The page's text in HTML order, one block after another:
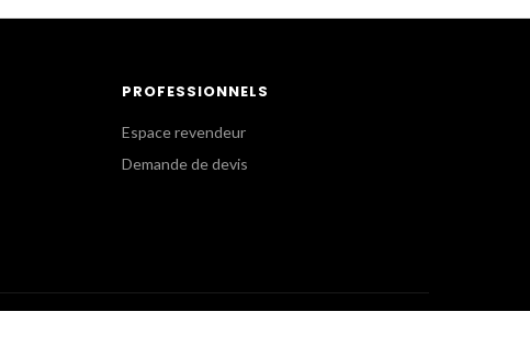
PROFESSIONNELS
Espace revendeur
Demande de devis